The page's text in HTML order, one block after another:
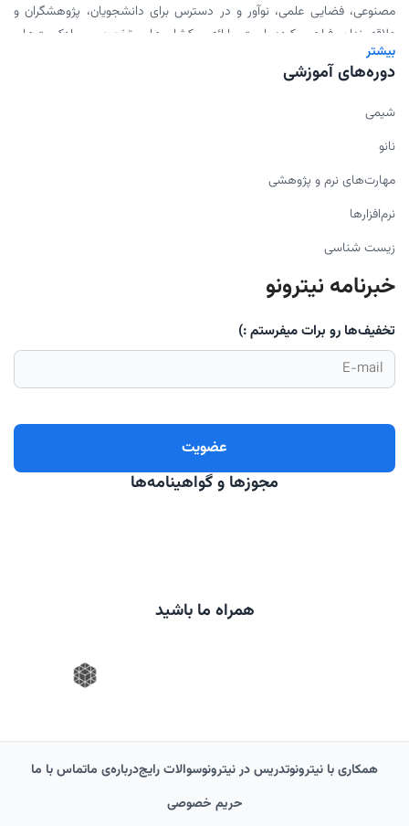
مصنوعی، فضایی علمی، نوآور و در دسترس برای دانشجویان، پژوهشگران و
علاقه‌مندان فراهم کرده است. ارائه ورکشاپ‌های تخصصی، پادکست‌های
علمی، محتوای دانلودی و همکاری با اساتید برجسته، بخشی از مأموریت ما
برای گسترش علم به شیوه‌ای مدرن و اثربخش است.
بیشتر
دوره‌های آموزشی
شیمی
نانو
مهارت‌های نرم و پژوهشی
نرم‌افزارها
زیست شناسی
خبرنامه نیترونو
تخفیف‌ها رو برات میفرستم :)
مجوزها و گواهینامه‌ها
همراه ما باشید
همکاری با نیترونوتدریس در نیترونوسوالات رایجدرباره‌‌ی ماتماس با ما
حریم خصوصی